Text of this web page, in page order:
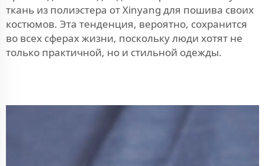
ткань из полиэстера от Xinyang для пошива своих
костюмов. Эта тенденция, вероятно, сохранится
во всех сферах жизни, поскольку люди хотят не
только практичной, но и стильной одежды.